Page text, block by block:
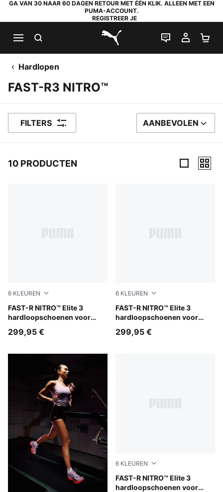
GA VAN 30 NAAR 60 DAGEN RETOUR MET ÉÉN KLIK. ALLEEN MET EEN
PUMA-ACCOUNT.
REGISTREER JE
PUMA.com
LIVE CHAT
MIJN
Hardlopen
FAST-R3 NITRO™
FILTERS SORTEER OP
AANBEVOLEN
10 PRODUCTEN
6 KLEUREN
FAST-R NITRO™ Elite 3
hardloopschoenen voor
PUMA Black-Ultra Red
299,95 €
6 KLEUREN
FAST-R NITRO™ Elite 3
hardloopschoenen voor
PUMA Black-Light Lavender
299,95 €
6 KLEUREN
FAST-R NITRO™ Elite 3
hardloopschoenen voor
Light Lavender-Ultra Red